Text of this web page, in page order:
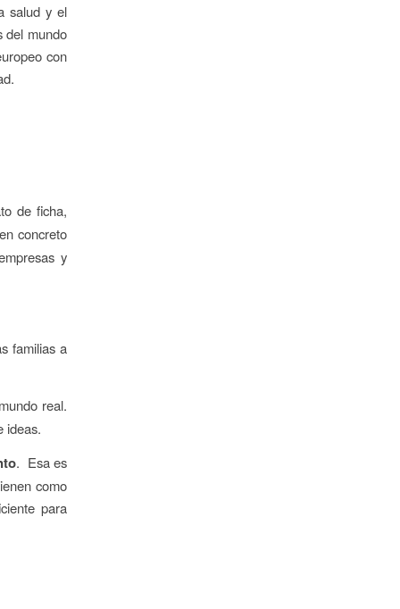
salud y el
del mundo
con
de ficha,
concreto
y
familias a
real.
ideas.
. Esa es
como
para